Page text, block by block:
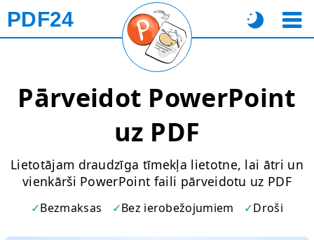
PDF24
Pārveidot PowerPoint
uz PDF
Lietotājam draudzīga tīmekļa lietotne, lai ātri un
vienkārši PowerPoint faili pārveidotu uz PDF
Bezmaksas Bez ierobežojumiem Droši